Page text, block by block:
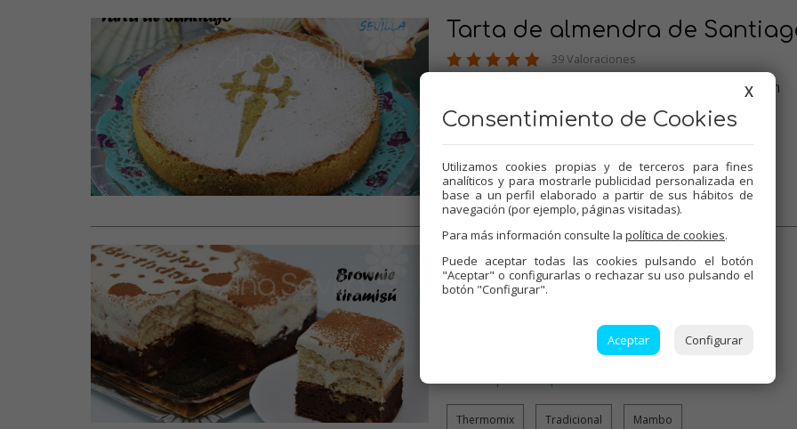
Tarta de almendra de
39 Valoraciones
La típica y afamada Tarta de Santiago. Es como un
bizcocho de mazapán, sin …
Thermomix Tradicional Olla GM Mambo
Brownie tiramisú
gustan. Unidos, ya, !!son la…
Thermomix Tradicional Mambo
X
Consentimiento de Cookies
Utilizamos cookies propias y de terceros para fines
analíticos y para mostrarle publicidad personalizada en
base a un perfil elaborado a partir de sus hábitos de
navegación (por ejemplo, páginas visitadas).
Para más información consulte la política de cookies.
Puede aceptar todas las cookies pulsando el botón
"Aceptar" o configurarlas o rechazar su uso pulsando el
botón "Configurar".
Aceptar Configurar